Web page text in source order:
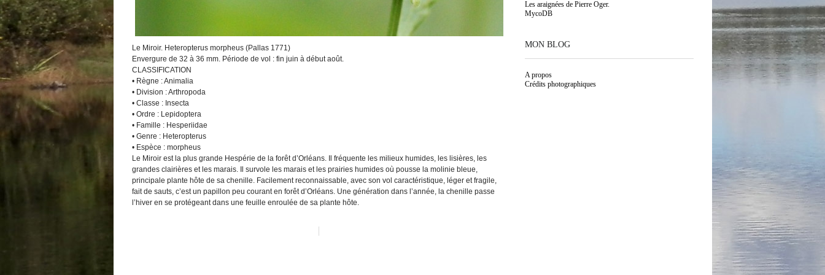
Le Miroir. Heteropterus morpheus (Pallas 1771)
Envergure de 32 à 36 mm. Période de vol : fin juin à début août.
CLASSIFICATION
• Règne : Animalia
• Division : Arthropoda
• Classe : Insecta
• Ordre : Lepidoptera
• Famille : Hesperiidae
• Genre : Heteropterus
• Espèce : morpheus
Le Miroir est la plus grande Hespérie de la forêt d’Orléans. Il fréquente les milieux humides, les lisières, les
grandes clairières et les marais. Il survole les marais et les prairies humides où pousse la molinie bleue,
principale plante hôte de sa chenille. Facilement reconnaissable, avec son vol caractéristique, léger et fragile,
fait de sauts, c’est un papillon peu courant en forêt d’Orléans. Une génération dans l’année, la chenille passe
l’hiver en se protégeant dans une feuille enroulée de sa plante hôte.
Les araignées de Pierre Oger.
MycoDB
MON BLOG
A propos
Crédits photographiques